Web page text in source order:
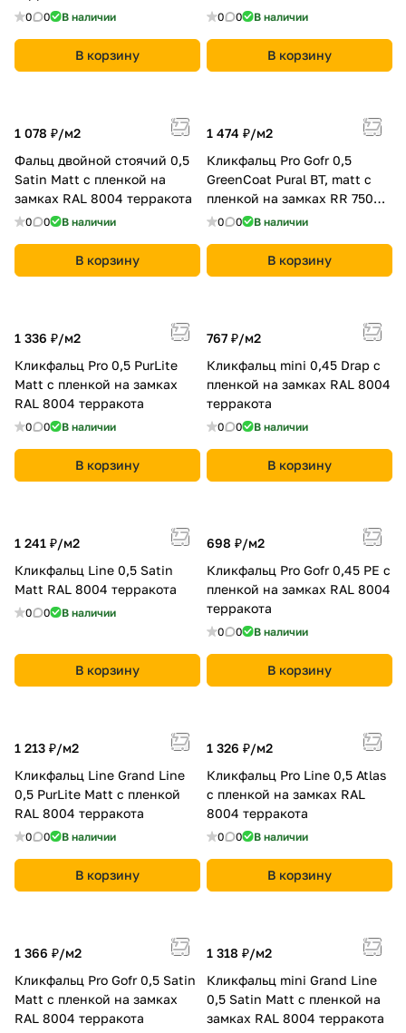
0 0 В наличии
В корзину
терракота
0 0 В наличии
В корзину
1 078 ₽/м2
Фальц двойной стоячий 0,5
Satin Мatt с пленкой на
замках RAL 8004 терракота
0 0 В наличии
В корзину
1 474 ₽/м2
Кликфальц Pro Gofr 0,5
GreenCoat Pural BT, matt с
пленкой на замках RR 750
кирпично-красный (RAL
0 0 В наличии
В корзину
1 336 ₽/м2
Кликфальц Pro 0,5 PurLite
Matt с пленкой на замках
RAL 8004 терракота
0 0 В наличии
В корзину
767 ₽/м2
Кликфальц mini 0,45 Drap с
пленкой на замках RAL 8004
терракота
0 0 В наличии
В корзину
1 241 ₽/м2
Кликфальц Line 0,5 Satin
Мatt RAL 8004 терракота
0 0 В наличии
В корзину
698 ₽/м2
Кликфальц Pro Gofr 0,45 PE с
пленкой на замках RAL 8004
терракота
0 0 В наличии
В корзину
1 213 ₽/м2
Кликфальц Line Grand Line
0,5 PurLite Мatt с пленкой
RAL 8004 терракота
0 0 В наличии
В корзину
1 326 ₽/м2
Кликфальц Pro Line 0,5 Atlas
с пленкой на замках RAL
8004 терракота
0 0 В наличии
В корзину
1 366 ₽/м2
Кликфальц Pro Gofr 0,5 Satin
Мatt с пленкой на замках
RAL 8004 терракота
1 318 ₽/м2
Кликфальц mini Grand Line
0,5 Satin Мatt с пленкой на
замках RAL 8004 терракота